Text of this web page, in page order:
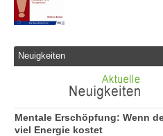
Neuigkeiten
Mentale Erschöpfung: Wenn
viel Energie kostet